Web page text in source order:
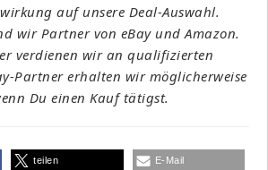
auf unsere Deal-Auswahl.
wir Partner von eBay und Amazon.
verdienen wir an qualifizierten
Partner erhalten wir möglicherweise
Du einen Kauf tätigst.
teilen E-Mail